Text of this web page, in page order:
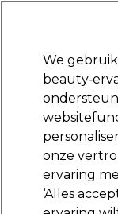
Merken Deals
Na
Schwarzkopf
We
onze
ervaring
‘Alles